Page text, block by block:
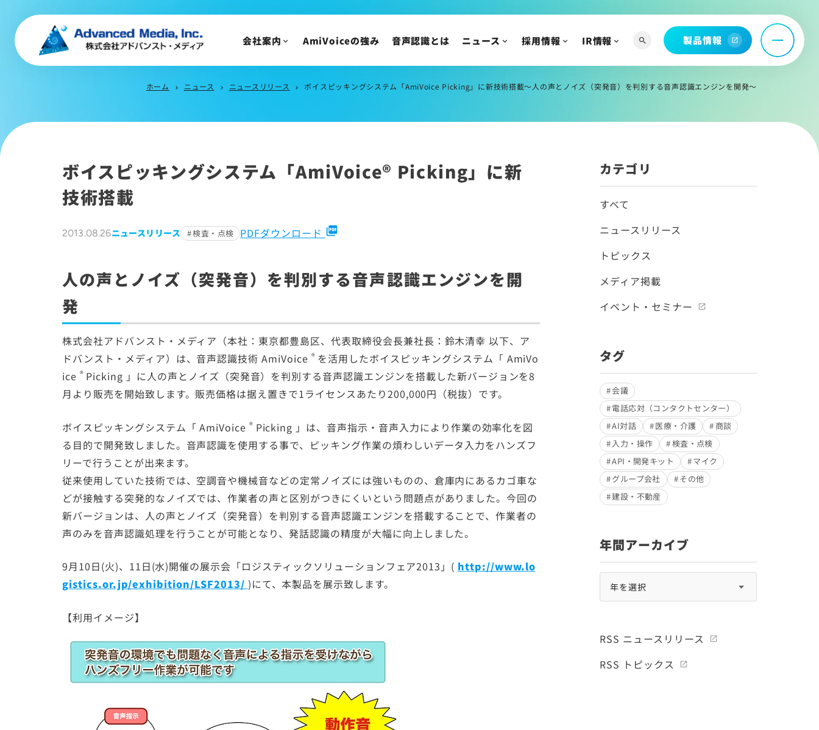
トップメッセージ
会社沿革
サステナビリティ
メディア掲載
イベント・セミナー
株主・投資家の皆様へ
IR資料/決算短信および関連資料
財務ハイライト
株主総会/株式関連情報
IRについてのご質問
会社案内 AmiVoiceの強み 音声認識とは ニュース 採用情報 IR情報 search 製品情報 open_in_new
ホーム chevron_right ニュース chevron_right ニュースリリース chevron_right ボイスピッキングシステム「AmiVoice Picking」に新技術搭載～人の声とノイズ（突発音）を判別する音声認識エンジンを開発～
ボイスピッキングシステム「AmiVoice® Picking」に新
技術搭載
2013.08.26ニュースリリース 検査・点検 PDFダウンロード picture_as_pdf
人の声とノイズ（突発音）を判別する音声認識エンジンを開
発
株式会社アドバンスト・メディア（本社：東京都豊島区、代表取締役会長兼社長：鈴木清幸 以下、ア
ドバンスト・メディア）は、音声認識技術AmiVoice ® を活用したボイスピッキングシステム「 AmiVo
ice ® Picking 」に人の声とノイズ（突発音）を判別する音声認識エンジンを搭載した新バージョンを8
月より販売を開始致します。販売価格は据え置きで1ライセンスあたり200,000円（税抜）です。
ボイスピッキングシステム「AmiVoice® Picking 」は、音声指示・音声入力により作業の効率化を図
る目的で開発致しました。音声認識を使用する事で、ピッキング作業の煩わしいデータ入力をハンズフ
リーで行うことが出来ます。
従来使用していた技術では、空調音や機械音などの定常ノイズには強いものの、倉庫内にあるカゴ車な
どが接触する突発的なノイズでは、作業者の声と区別がつきにくいという問題点がありました。今回の
新バージョンは、人の声とノイズ（突発音）を判別する音声認識エンジンを搭載することで、作業者の
声のみを音声認識処理を行うことが可能となり、発話認識の精度が大幅に向上しました。
9月10日(火)、11日(水)開催の展示会「ロジスティックソリューションフェア2013」( http://www.lo
gistics.or.jp/exhibition/LSF2013/ )にて、本製品を展示致します。
【利用イメージ】
カテゴリ
すべて
ニュースリリース
トピックス
メディア掲載
イベント・セミナー
タグ
会議
電話応対（コンタクトセンター）
AI対話
医療・介護
商談
入力・操作
検査・点検
API・開発キット
マイク
グループ会社
その他
建設・不動産
年間アーカイブ
RSS ニュースリリース
RSS トピックス